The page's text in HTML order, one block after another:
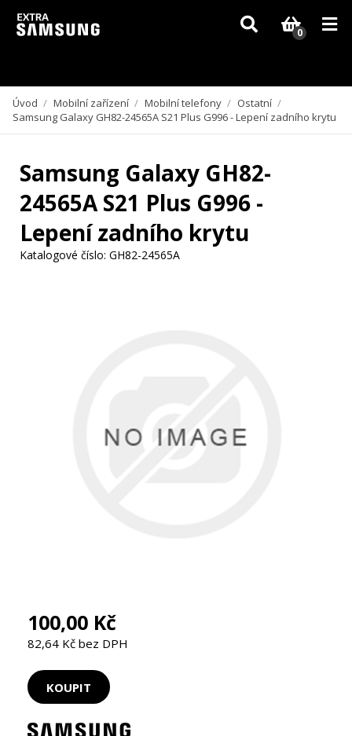
Vzhledem k aktuální situaci se může dodání dílů, které nejsou skladem,
zpozdit. Děkujeme za pochopení.
0
Úvod / Mobilní zařízení / Mobilní telefony / Ostatní /
Samsung Galaxy GH82-24565A S21 Plus G996 - Lepení zadního krytu
Samsung Galaxy GH82-
24565A S21 Plus G996 -
Lepení zadního krytu
Katalogové číslo: GH82-24565A
100,00 Kč
82,64 Kč bez DPH